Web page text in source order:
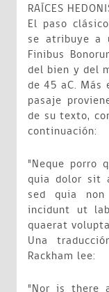
RAÍCES
El paso
se atribuye a
Finibus
del bien y del
de 45 aC. Más
pasaje
de su texto,
continuación:
"Neque porro
quia dolor sit
sed quia
incidunt ut
quaerat
Una
Rackham lee: